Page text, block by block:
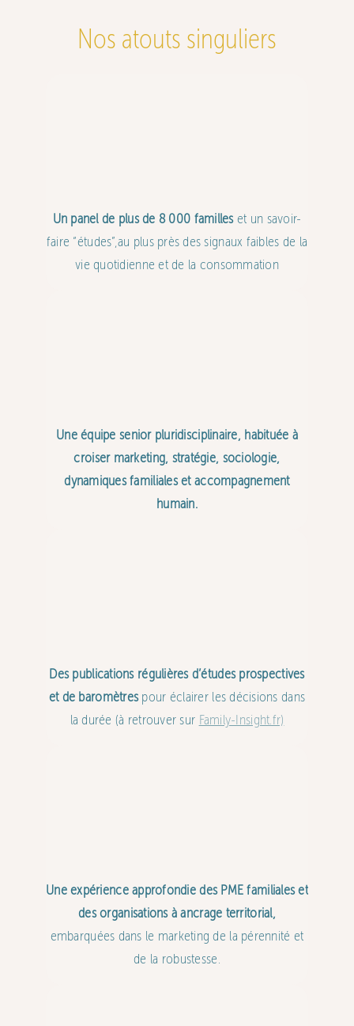
Nos atouts singuliers
Un panel de plus de 8 000 familleset un savoir-
faire “études”,au plus près des signaux faibles de la
vie quotidienne et de la consommation
Une équipe senior pluridisciplinaire, habituée à
croiser marketing, stratégie, sociologie,
dynamiques familiales et accompagnement
humain.
Des publications régulières d’études prospectives
et de baromètrespour éclairer les décisions dans
la durée (à retrouver sur Family-Insight.fr)
Une expérience approfondie des PME familiales et
des organisations à ancrage territorial,
embarquées dans le marketing de la pérennité et
de la robustesse.